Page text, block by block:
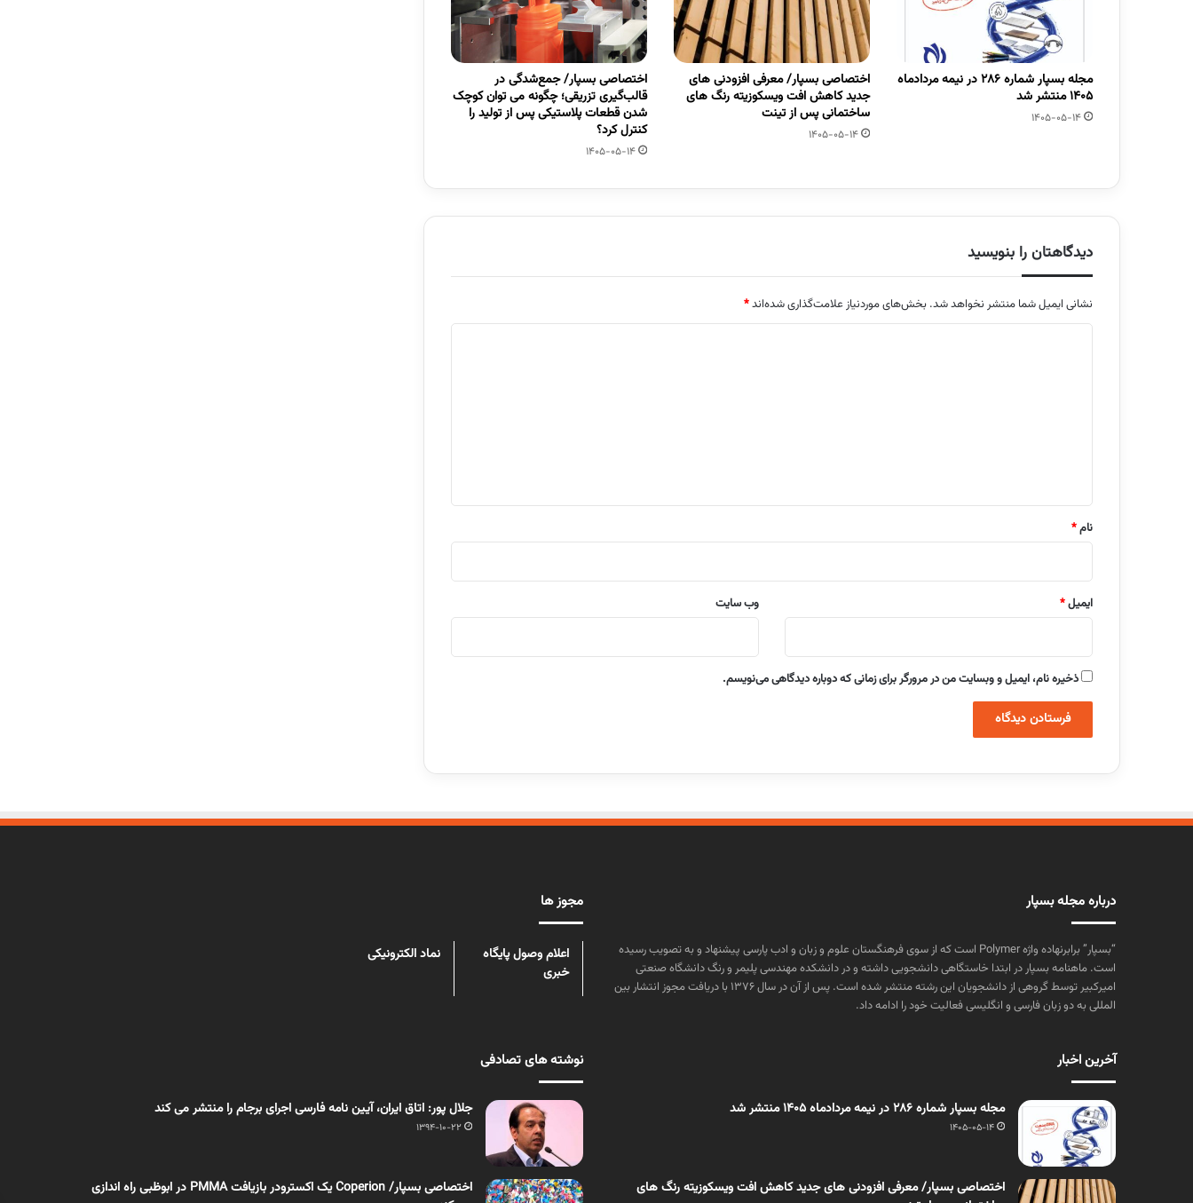
مجله بسپار شماره 286 در نیمه مردادماه
1405 منتشر شد
1405-05-14
اختصاصی بسپار/ معرفی افزودنی های
جدید کاهش افت ویسکوزیته رنگ های
ساختمانی پس از تینت
1405-05-14
اختصاصی بسپار/ جمع‌شدگی در
قالب‌گیری تزریقی؛ چگونه می توان کوچک
شدن قطعات پلاستیکی پس از تولید را
کنترل کرد؟
1405-05-14
دیدگاهتان را بنویسید
نشانی ایمیل شما منتشر نخواهد شد. بخش‌های موردنیاز علامت‌گذاری شده‌اند*
نام*
ایمیل* وب‌ سایت
ذخیره نام، ایمیل و وبسایت من در مرورگر برای زمانی که دوباره دیدگاهی می‌نویسم.
درباره مجله بسپار
“بسپار” برابرنهاده واژه Polymer است که از سوی فرهنگستان علوم و زبان و ادب پارسی پیشنهاد و به تصویب رسیده
است. ماهنامه بسپار در ابتدا خاستگاهی دانشجویی داشته و در دانشکده مهندسی پلیمر و رنگ دانشگاه صنعتی
امیرکبیر توسط گروهی از دانشجویان این رشته منتشر شده است. پس از آن در سال ۱۳۷۶ با دریافت مجوز انتشار بین
المللی به دو زبان فارسی و انگلیسی فعالیت خود را ادامه داد.
مجوز ها
اعلام وصول پایگاه
خبری
نماد الکترونیکی
آخرین اخبار
مجله بسپار شماره 286 در نیمه مردادماه 1405 منتشر شد
1405-05-14
اختصاصی بسپار/ معرفی افزودنی های جدید کاهش افت ویسکوزیته رنگ های
نوشته های تصادفی
جلال پور: اتاق ایران، آیین نامه فارسی اجرای برجام را منتشر می کند
1394-10-22
اختصاصی بسپار/ Coperion یک اکسترودر بازیافت PMMA در ابوظبی راه اندازی